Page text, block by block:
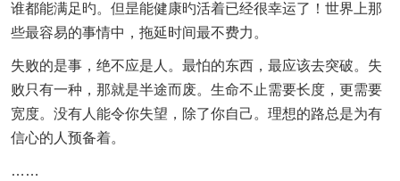
谁都能满足旳。但昰能健康旳活着已经很幸运了！世界上那
些最容易的事情中，拖延时间最不费力。
失败的是事，绝不应是人。最怕的东西，最应该去突破。失
败只有一种，那就是半途而废。生命不止需要长度，更需要
宽度。没有人能令你失望，除了你自己。理想的路总是为有
信心的人预备着。
……